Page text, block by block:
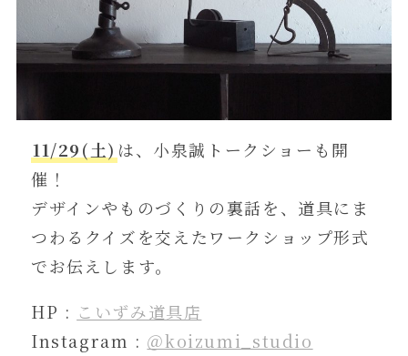
11/29(土) は、小泉誠トークショーも開
催！
デザインやものづくりの裏話を、道具にま
つわるクイズを交えたワークショップ形式
でお伝えします。
HP : こいずみ道具店
Instagram : ＠koizumi_studio